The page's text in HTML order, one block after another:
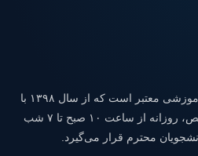
دوتز یک موسسه تحقیقاتی و آموزشی معتبر است که از سال ۱۳۹۸ با
حضور اساتید برتر و تیم متخصص، روزانه از ساعت ۱۰ صبح تا ۷ شب
محترم قرار می‌گیرد.